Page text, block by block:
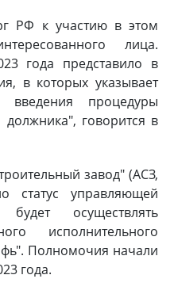
РФ к участию в этом
лица.
года представило в
в которых указывает
введения процедуры
говорится в
завод" (АСЗ,
статус управляющей
осуществлять
исполнительного
Полномочия начали
года.